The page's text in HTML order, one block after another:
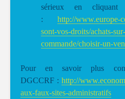
sérieux en
: http://www.europe-
sont-vos-droits/achats-
commande/choisir-un-
Pour en savoir plus
DGCCRF : http://
aux-faux-sites-administratifs